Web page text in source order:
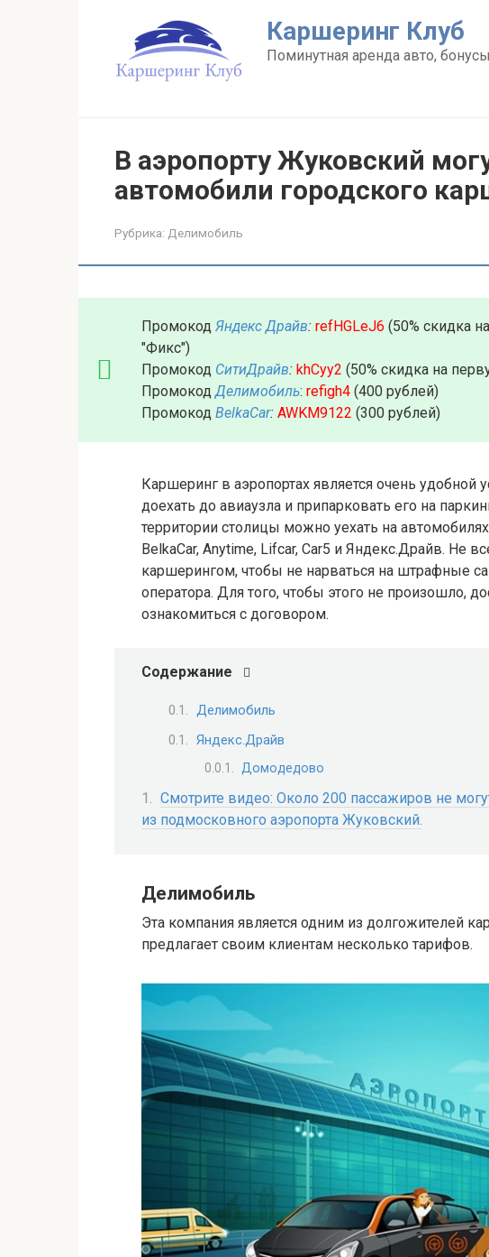
Каршеринг Клуб
Поминутная аренда авто,
В аэропорту Жуковский
автомобили городского
Рубрика: Делимобиль
Промокод Яндекс Драйв: refHGLeJ6 (50% скидка
"Фикс")
Промокод СитиДрайв: khCyy2 (50% скидка на
ПромокодДелимобиль: refigh4 (400 рублей)
Промокод BelkaCar: AWKM9122 (300 рублей)
Каршеринг в аэропортах является очень удобной
доехать до авиаузла и припарковать его на
территории столицы можно уехать на
BelkaCar, Anytime, Lifcar, Car5 и Яндекс.Драйв. Не
каршерингом, чтобы не нарваться на штрафные
оператора. Для того, чтобы этого не произошло,
ознакомиться с договором.
Содержание
Делимобиль
Яндекс.Драйв
Домодедово
Смотрите видео: Около 200 пассажиров не
из подмосковного аэропорта Жуковский.
Делимобиль
Эта компания является одним из долгожителей
предлагает своим клиентам несколько тарифов.